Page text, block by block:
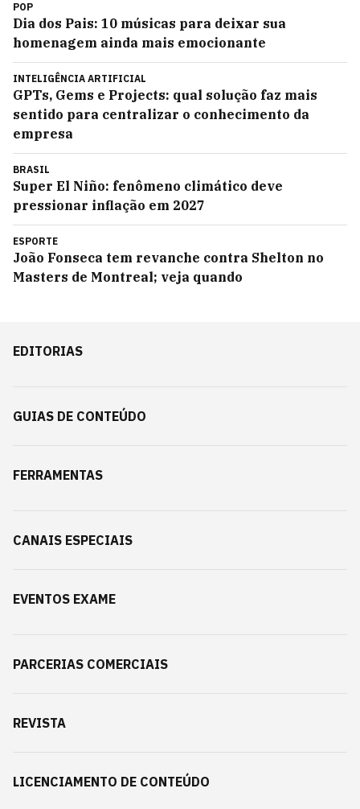
POP
Dia dos Pais: 10 músicas para deixar sua
homenagem ainda mais emocionante
INTELIGÊNCIA ARTIFICIAL
GPTs, Gems e Projects: qual solução faz mais
sentido para centralizar o conhecimento da
empresa
BRASIL
Super El Niño: fenômeno climático deve
pressionar inflação em 2027
ESPORTE
João Fonseca tem revanche contra Shelton no
Masters de Montreal; veja quando
EDITORIAS
GUIAS DE CONTEÚDO
FERRAMENTAS
CANAIS ESPECIAIS
EVENTOS EXAME
PARCERIAS COMERCIAIS
REVISTA
LICENCIAMENTO DE CONTEÚDO